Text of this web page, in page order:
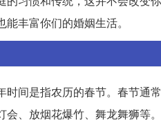
丰富你们的婚姻生活。
时间是指农历的春节。春节通
会、放烟花爆竹、舞龙舞狮等